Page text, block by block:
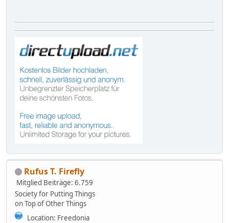
Rufus T. Firefly
Mitglied Beiträge: 6.759
Society for Putting Things
on Top of Other Things
Location: Freedonia